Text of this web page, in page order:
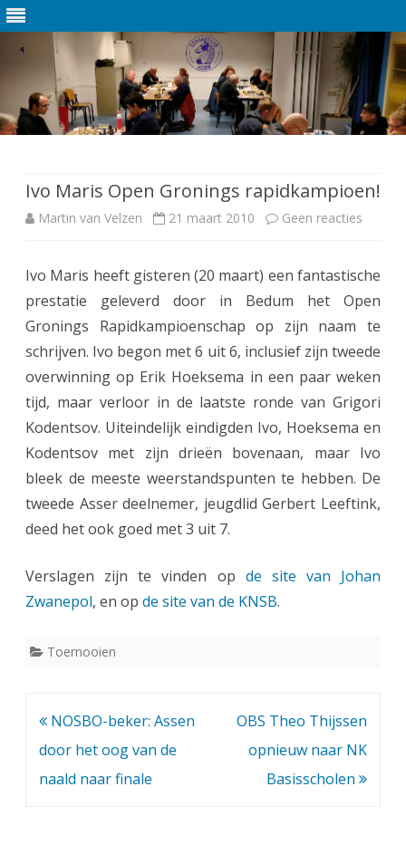
de
inhoud
Ivo Maris Open Gronings rapidkampioen!
Martin van Velzen 21 maart 2010 Geen reacties
I
o
M
a
i
s
o
n
i
Ivo Maris heeft gisteren (20 maart) een fantastische
prestatie geleverd door in Bedum het Open
Gronings Rapidkampioenschap op zijn naam te
schrijven. Ivo begon met 6 uit 6, inclusief zijn tweede
overwinning op Erik Hoeksema in een paar weken
tijd, maar verloor in de laatste ronde van Grigori
Kodentsov. Uiteindelijk eindigden Ivo, Hoeksema en
Kodentsov met zijn drieën bovenaan, maar Ivo
bleek de meeste weerstandspunten te hebben. De
tweede Asser deelnemer, jeugdlid Gerbert Leeftink,
deed het ook goed met 3 uit 7.
Verslagen zijn te vinden op de site van Johan
Zwanepol, en op de site van de KNSB.
Toernooien
Bericht
navigatie
NOSBO-beker: Assen
door het oog van de
naald naar finale
OBS Theo Thijssen
opnieuw naar NK
Basisscholen